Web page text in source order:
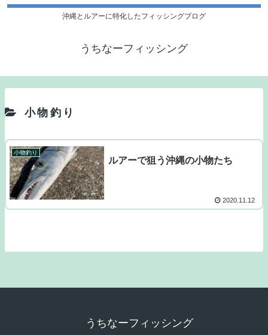
沖縄とルアーに特化したフィッシングブログ
うちなーフィッシング
小物釣り
小物釣り
ルアーで狙う沖縄の小物たち
2020.11.12
うちなーフィッシング